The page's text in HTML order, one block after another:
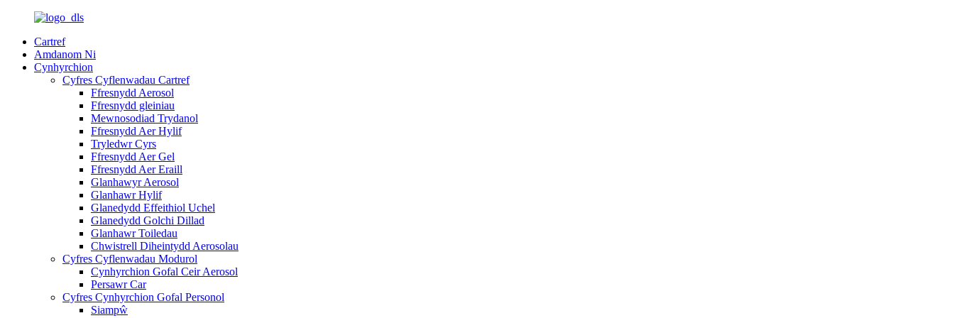
Cartref
Amdanom Ni
Cynhyrchion
Cyfres Cyflenwadau Cartref
Ffresnydd Aerosol
Ffresnydd gleiniau
Mewnosodiad Trydanol
Ffresnydd Aer Hylif
Tryledwr Cyrs
Ffresnydd Aer Gel
Ffresnydd Aer Eraill
Glanhawyr Aerosol
Glanhawr Hylif
Glanedydd Effeithiol Uchel
Glanedydd Golchi Dillad
Glanhawr Toiledau
Chwistrell Diheintydd Aerosolau
Cyfres Cyflenwadau Modurol
Cynhyrchion Gofal Ceir Aerosol
Persawr Car
Cyfres Cynhyrchion Gofal Personol
Siampŵ